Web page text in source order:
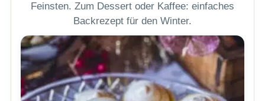
Feinsten. Zum Dessert oder Kaffee: einfaches
Backrezept für den Winter.